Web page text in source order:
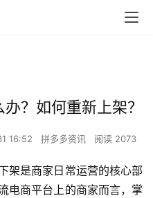
？如何重新上架？
16:52 拼多多资讯 阅读 2073
架是商家日常运营的核心部
电商平台上的商家而言，掌